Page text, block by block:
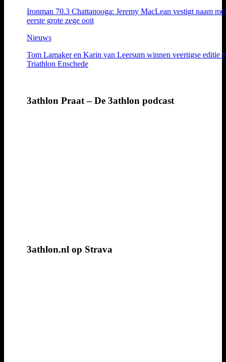
Ironman 70.3 Chattanooga: Jeremy MacLean vestigt naam met
eerste grote zege ooit
Nieuws
Tom Lamaker en Karin van Leersum winnen veertigse editie
Triathlon Enschede
3athlon Praat – De 3athlon podcast
3athlon.nl op Strava